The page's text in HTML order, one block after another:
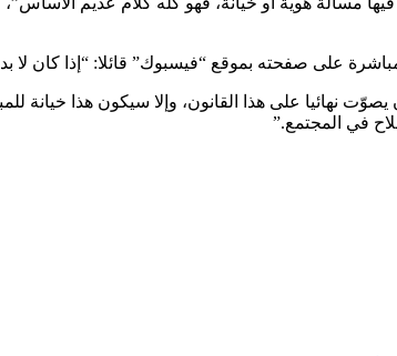
على صفحته بموقع “فيسبوك” قائلا: “إذا كان
نهائيا على هذا القانون، وإلا سيكون هذا خيانة
في المجتمع.”